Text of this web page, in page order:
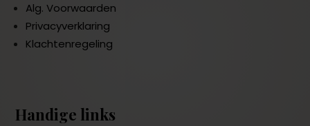
Alg. Voorwaarden
Privacyverklaring
Klachtenregeling
Handige links